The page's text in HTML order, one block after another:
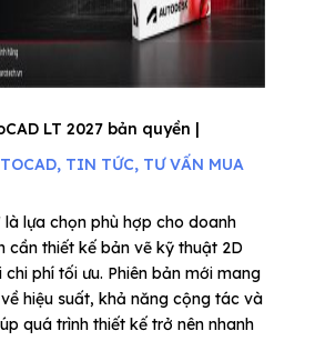
LT 2027 bản quyền |
, TIN TỨC, TƯ VẤN MUA
là lựa chọn phù hợp cho doanh
cần thiết kế bản vẽ kỹ thuật 2D
phí tối ưu. Phiên bản mới mang
hiệu suất, khả năng cộng tác và
quá trình thiết kế trở nên nhanh